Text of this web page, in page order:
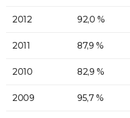
2012 92,0 %
2011 87,9 %
2010 82,9 %
2009 95,7 %